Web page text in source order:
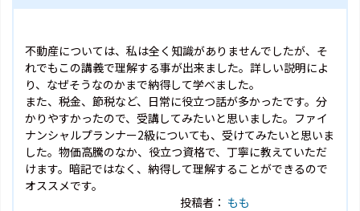
不動産については、私は全く知識がありませんでしたが、そ
れでもこの講義で理解する事が出来ました。詳しい説明によ
り、なぜそうなのかまで納得して学べました。
また、税金、節税など、日常に役立つ話が多かったです。分
かりやすかったので、受講してみたいと思いました。ファイ
ナンシャルプランナー2級についても、受けてみたいと思いま
した。物価高騰のなか、役立つ資格で、丁寧に教えていただ
けます。暗記ではなく、納得して理解することができるので
オススメです。
投稿者： もも